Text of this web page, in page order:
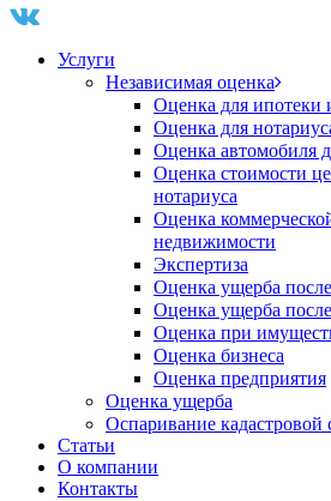
Услуги
Независимая оценка
Оценка для ипотеки
Оценка для
Оценка автомобиля
Оценка стоимости
нотариуса
Оценка
недвижимости
Экспертиза
Оценка ущерба
Оценка ущерба
Оценка при
Оценка бизнеса
Оценка предприятия
Оценка ущерба
Оспаривание кадастровой
Статьи
О компании
Контакты